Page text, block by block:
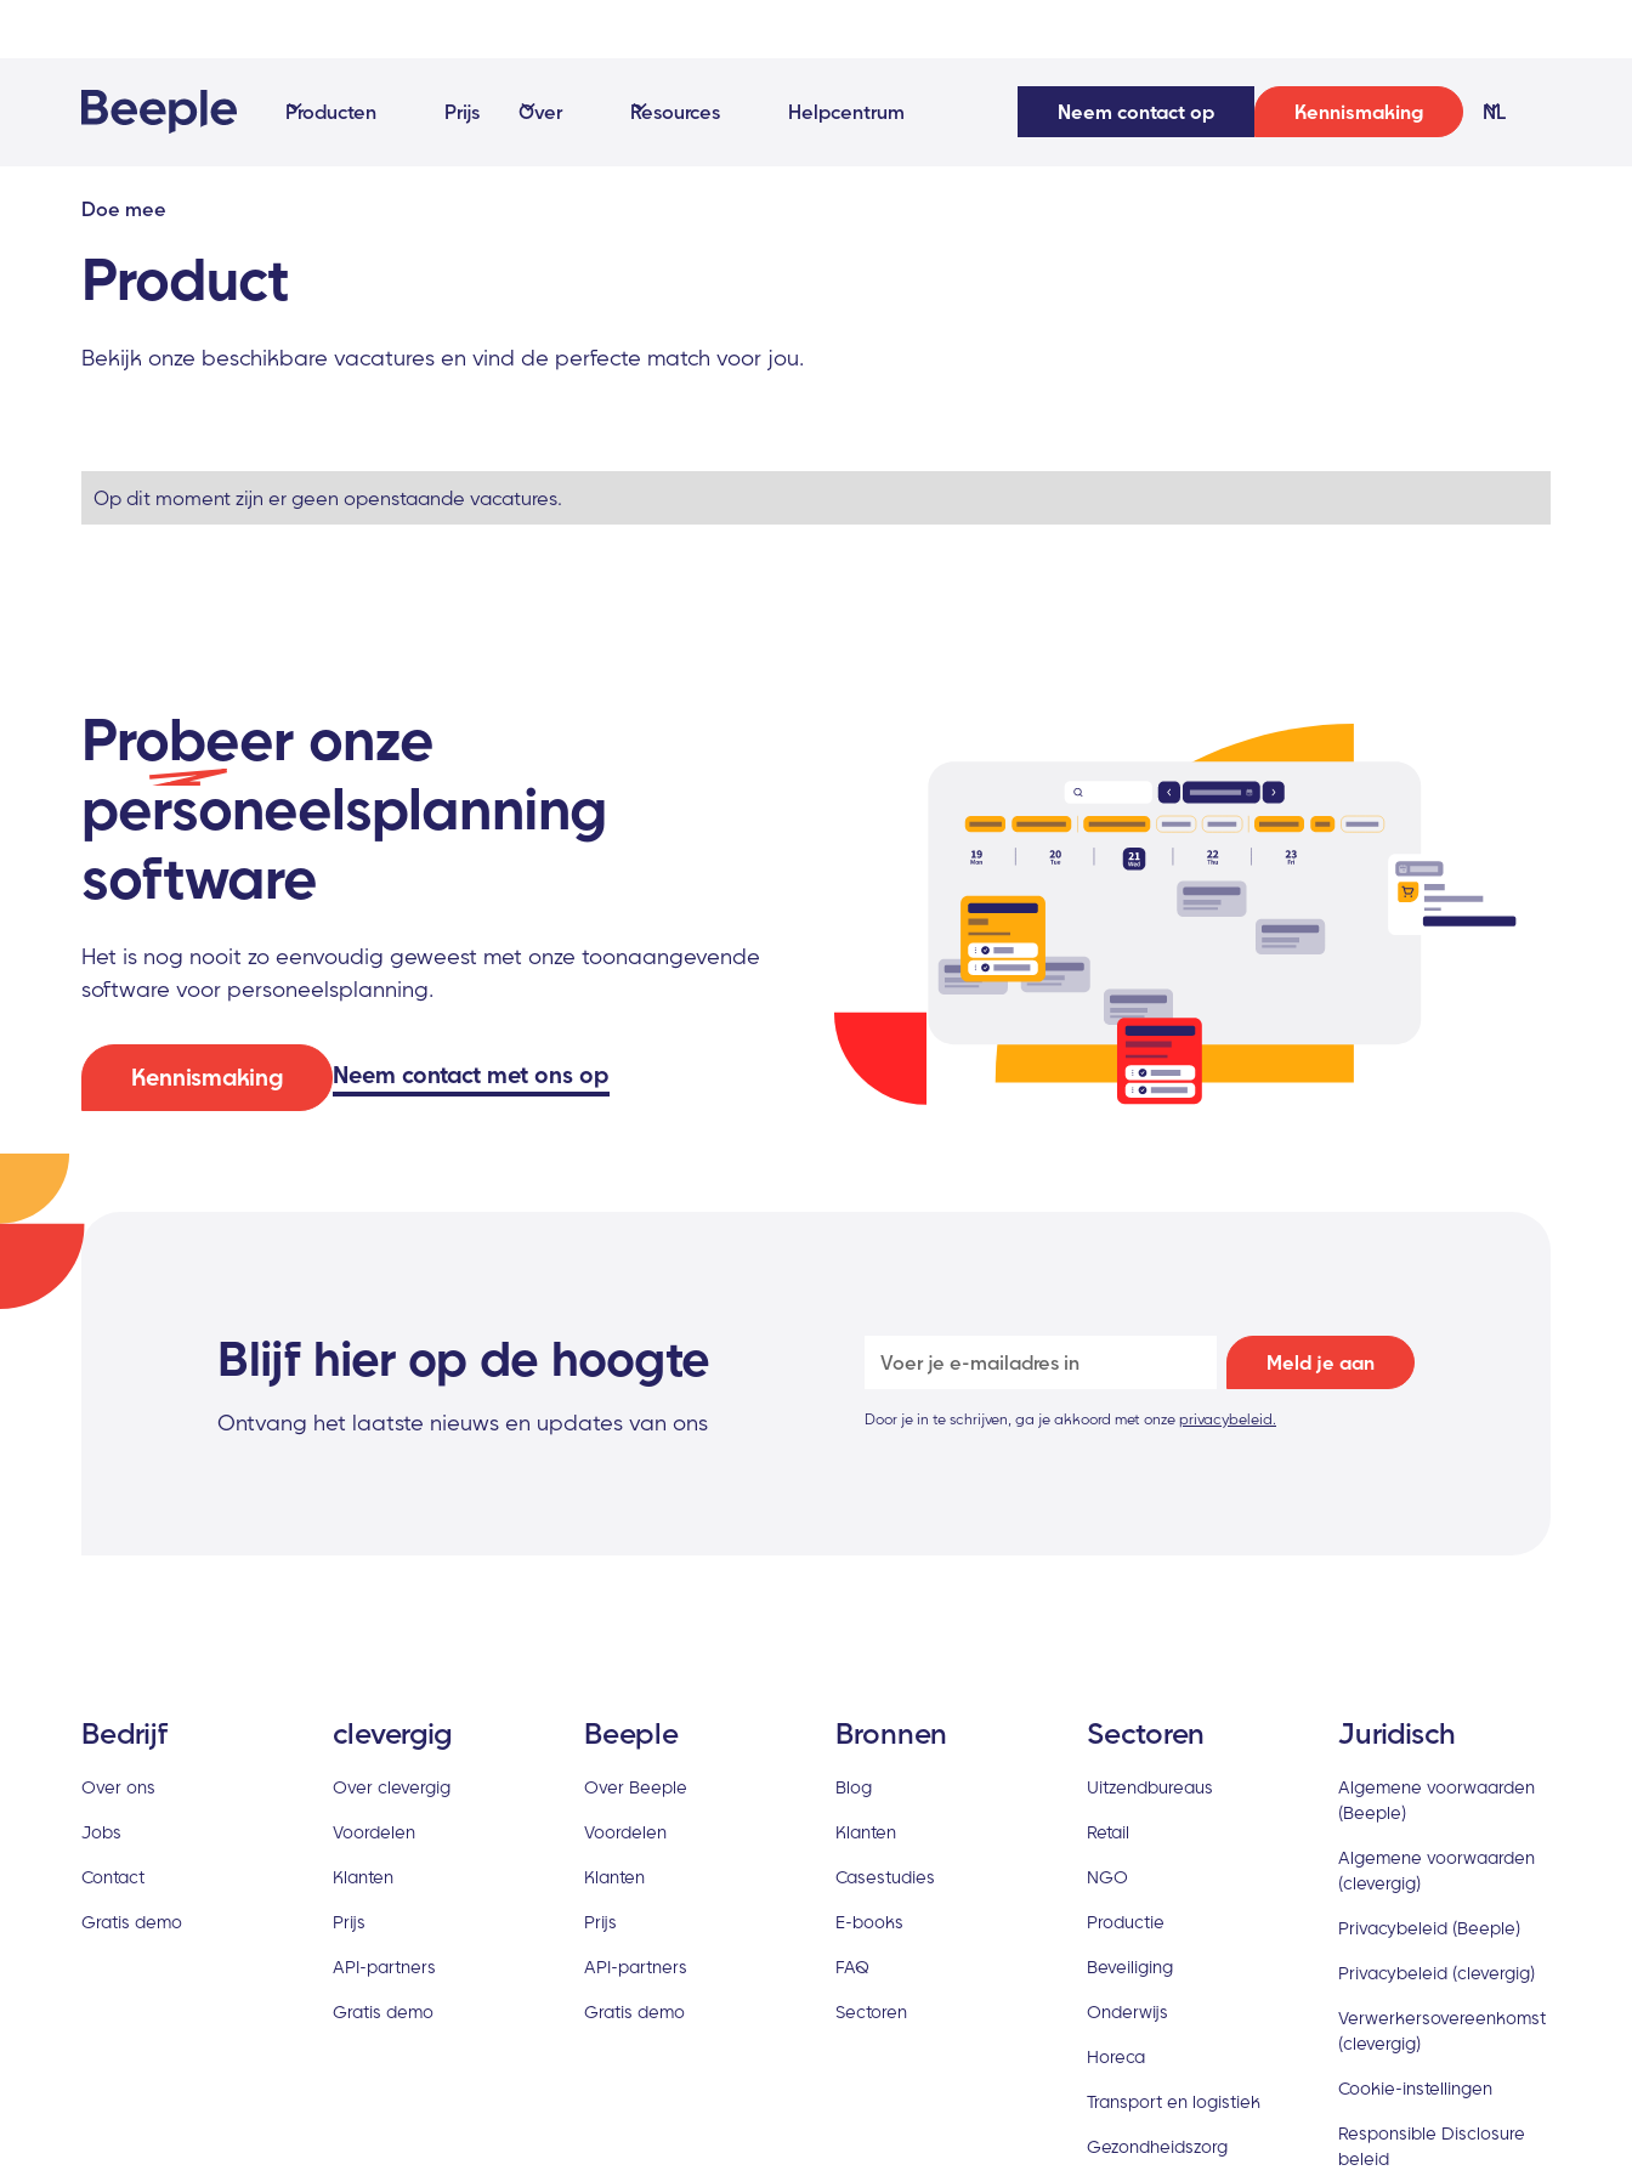
Producten Prijs Over Resources Helpcentrum Neem contact op Kennismaking NL
Doe mee
Product
Bekijk onze beschikbare vacatures en vind de perfecte match voor jou.
Op dit moment zijn er geen openstaande vacatures.
Probeer onze
personeelsplanning
software
Het is nog nooit zo eenvoudig geweest met onze toonaangevende
software voor personeelsplanning.
Kennismaking Neem contact met ons op
Blijf hier op de hoogte
Ontvang het laatste nieuws en updates van ons Door je in te schrijven, ga je akkoord met onze privacybeleid.
Bedrijf
Over ons
Jobs
Contact
Gratis demo
clevergig
Over clevergig
Voordelen
Klanten
Prijs
API-partners
Gratis demo
Beeple
Over Beeple
Voordelen
Klanten
Prijs
API-partners
Gratis demo
Bronnen
Blog
Klanten
Casestudies
E-books
FAQ
Sectoren
Sectoren
Uitzendbureaus
Retail
NGO
Productie
Beveiliging
Onderwijs
Horeca
Transport en logistiek
Gezondheidszorg
Juridisch
Algemene voorwaarden
(Beeple)
Algemene voorwaarden
(clevergig)
Privacybeleid (Beeple)
Privacybeleid (clevergig)
Verwerkersovereenkomst
(clevergig)
Cookie-instellingen
Responsible Disclosure
beleid